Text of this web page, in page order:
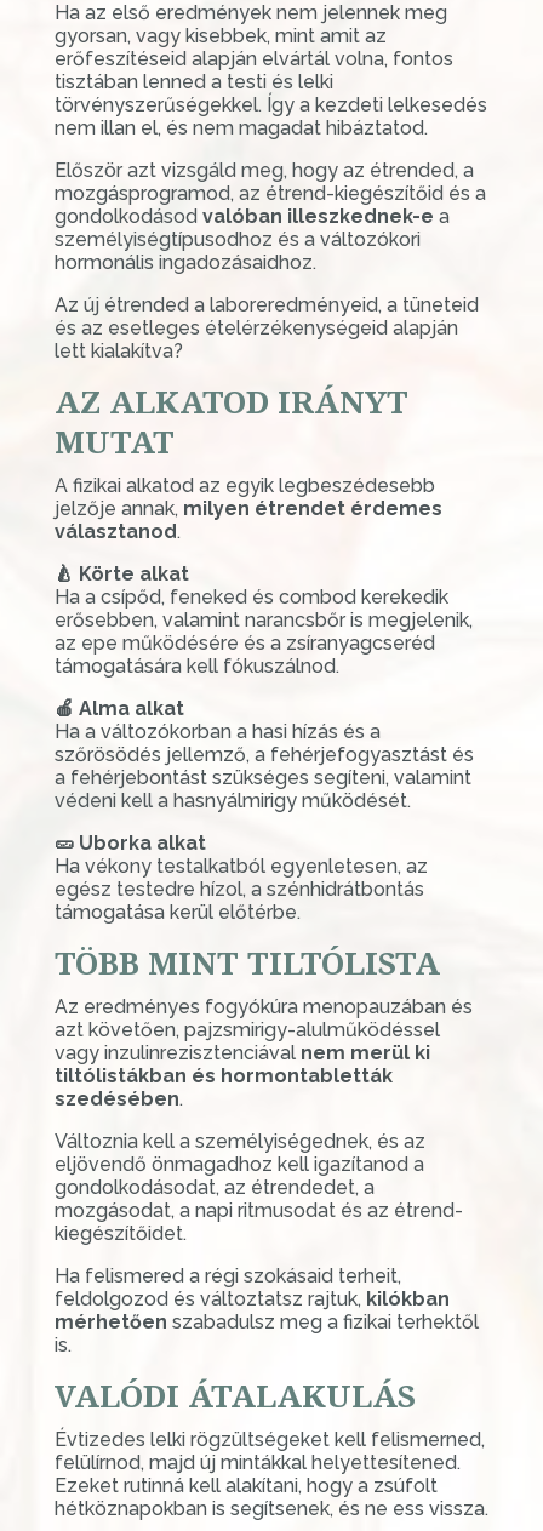
Ha az első eredmények nem jelennek meg
gyorsan, vagy kisebbek, mint amit az
erőfeszítéseid alapján elvártál volna, fontos
tisztában lenned a testi és lelki
törvényszerűségekkel. Így a kezdeti lelkesedés
nem illan el, és nem magadat hibáztatod.
Először azt vizsgáld meg, hogy az étrended, a
mozgásprogramod, az étrend-kiegészítőid és a
gondolkodásod valóban illeszkednek-e a
személyiségtípusodhoz és a változókori
hormonális ingadozásaidhoz.
Az új étrended a laboreredményeid, a tüneteid
és az esetleges ételérzékenységeid alapján
lett kialakítva?
AZ ALKATOD IRÁNYT
MUTAT
A fizikai alkatod az egyik legbeszédesebb
jelzője annak, milyen étrendet érdemes
választanod.
🍐 Körte alkat
Ha a csípőd, feneked és combod kerekedik
erősebben, valamint narancsbőr is megjelenik,
az epe működésére és a zsíranyagcseréd
támogatására kell fókuszálnod.
🍎 Alma alkat
Ha a változókorban a hasi hízás és a
szőrösödés jellemző, a fehérjefogyasztást és
a fehérjebontást szükséges segíteni, valamint
védeni kell a hasnyálmirigy működését.
🥒 Uborka alkat
Ha vékony testalkatból egyenletesen, az
egész testedre hízol, a szénhidrátbontás
támogatása kerül előtérbe.
TÖBB MINT TILTÓLISTA
Az eredményes fogyókúra menopauzában és
azt követően, pajzsmirigy-alulműködéssel
vagy inzulinrezisztenciával nem merül ki
tiltólistákban és hormontabletták
szedésében.
Változnia kell a személyiségednek, és az
eljövendő önmagadhoz kell igazítanod a
gondolkodásodat, az étrendedet, a
mozgásodat, a napi ritmusodat és az étrend-
kiegészítőidet.
Ha felismered a régi szokásaid terheit,
feldolgozod és változtatsz rajtuk, kilókban
mérhetően szabadulsz meg a fizikai terhektől
is.
VALÓDI ÁTALAKULÁS
Évtizedes lelki rögzültségeket kell felismerned,
felülírnod, majd új mintákkal helyettesítened.
Ezeket rutinná kell alakítani, hogy a zsúfolt
hétköznapokban is segítsenek, és ne ess vissza.